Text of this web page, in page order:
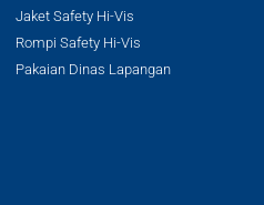
Jaket Safety Hi-Vis
Rompi Safety Hi-Vis
Pakaian Dinas Lapangan